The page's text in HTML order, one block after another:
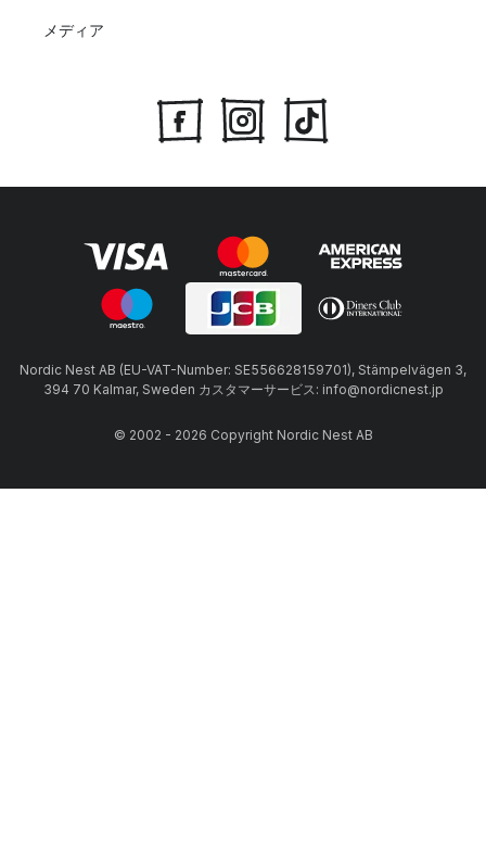
メディア
Nordic Nest AB (EU-VAT-Number: SE556628159701), Stämpelvägen 3,
394 70 Kalmar, Sweden カスタマーサービス: info@nordicnest.jp
© 2002 - 2026 Copyright Nordic Nest AB